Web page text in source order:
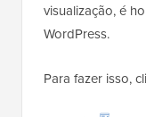
visualização, é
WordPress.
Para fazer isso,